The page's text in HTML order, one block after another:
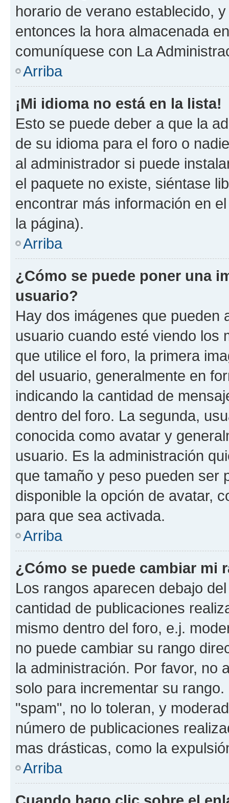
horario de verano establecido,
entonces la hora almacenada
comuníquese con La
Arriba
¡Mi idioma no está en la lista!
Esto se puede deber a que la
de su idioma para el foro o
al administrador si puede
el paquete no existe, siéntase
encontrar más información en
la página).
Arriba
¿Cómo se puede poner una
usuario?
Hay dos imágenes que pueden
usuario cuando esté viendo los
que utilice el foro, la primera
del usuario, generalmente en
indicando la cantidad de
dentro del foro. La segunda,
conocida como avatar y
usuario. Es la administración
que tamaño y peso pueden ser
disponible la opción de avatar,
para que sea activada.
Arriba
¿Cómo se puede cambiar mi
Los rangos aparecen debajo
cantidad de publicaciones
mismo dentro del foro, e.j.
no puede cambiar su rango
la administración. Por favor, no
solo para incrementar su
"spam", no lo toleran, y
número de publicaciones
mas drásticas, como la
Arriba